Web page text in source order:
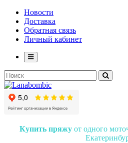
Новости
Доставка
Обратная связь
Личный кабинет
Купить пряжу от одного